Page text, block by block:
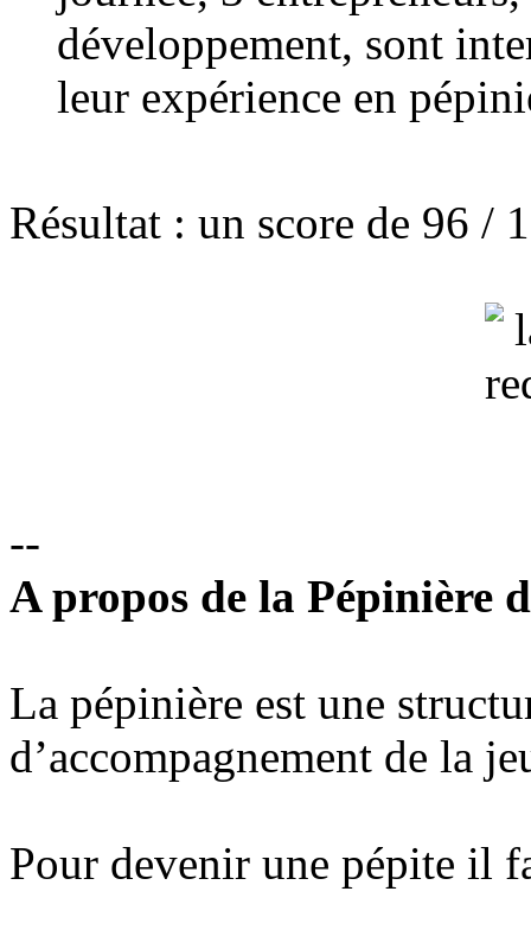
développement, sont
leur expérience en
Résultat : un score de 96 /
--
A propos de la Pépinière
La pépinière est une
d’accompagnement de la
Pour devenir une pépite il